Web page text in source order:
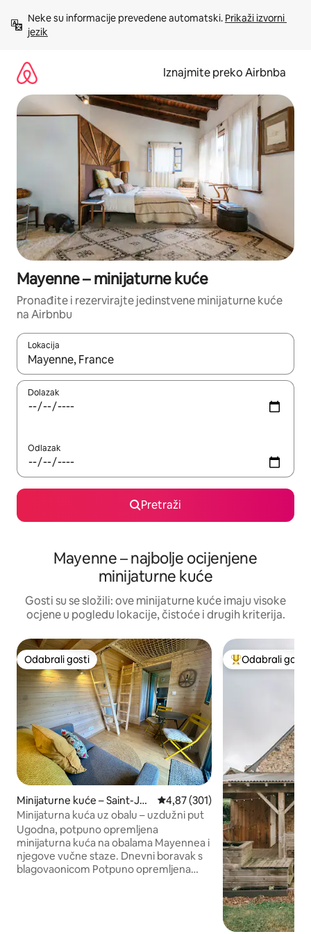
sadržaj
Neke su informacije prevedene automatski. Prikaži izvorni
jezik
Iznajmite preko Airbnba
Mayenne – minijaturne kuće
Pronađite i rezervirajte jedinstvene minijaturne kuće
na Airbnbu
Lokacija
Kada budu dostupni rezultati, moći ćete ih pregledati
Dolazak
Odlazak
Pretraži
Mayenne – najbolje ocijenjene
minijaturne kuće
Gosti su se složili: ove minijaturne kuće imaju visoke
ocjene u pogledu lokacije, čistoće i drugih kriterija.
Odabrali gosti
Odabrali gosti
Minijaturne kuće – Saint-Jea
n-sur-Mayenne
Prosječna ocjena: 4,87/5,
4,87 (301)
Minijaturna kuća uz obalu – uzdužni put
Ugodna, potpuno opremljena
minijaturna kuća na obalama Mayennea i
njegove vučne staze. Dnevni boravak s
blagovaonicom Potpuno opremljena
Među najviše
Odabrali gosti